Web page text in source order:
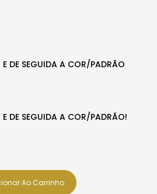
DE SEGUIDA A COR/PADRÃO
DE SEGUIDA A COR/PADRÃO!
Ao Carrinho